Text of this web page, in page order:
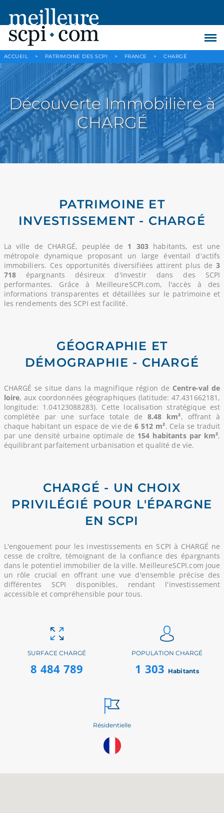
ACCUEIL > PATRIMOINE DES SCPI > FRANCE > CHARGÉ
Découverte Immobilière à
CHARGÉ
PATRIMOINE ET
INVESTISSEMENT - CHARGÉ
La ville de CHARGÉ, peuplée de 1 303 habitants, est une
métropole dynamique proposant un large éventail d'actifs
immobiliers. Ces opportunités diversifiées attirent plus de3
718épargnants désireux d'investir dans des SCPI
performantes. Grâce à MeilleureSCPI.com, l'accès à des
informations transparentes et détaillées sur le patrimoine et
les rendements des SCPI est facilité.
GÉOGRAPHIE ET
DÉMOGRAPHIE - CHARGÉ
CHARGÉ se situe dans la magnifique région de Centre-val de
loire, aux coordonnées géographiques (latitude: 47.431662181,
longitude: 1.04123088283). Cette localisation stratégique est
complétée par une surface totale de 8.48 km², offrant à
chaque habitant un espace de vie de6 512 m². Cela se traduit
par une densité urbaine optimale de 154 habitants par km²,
équilibrant parfaitement urbanisation et qualité de vie.
CHARGÉ - UN CHOIX
PRIVILÉGIÉ POUR L'ÉPARGNE
EN SCPI
L'engouement pour les investissements en SCPI à CHARGÉ ne
cesse de croître, témoignant de la confiance des épargnants
dans le potentiel immobilier de la ville. MeilleureSCPI.com joue
un rôle crucial en offrant une vue d'ensemble précise des
différentes SCPI disponibles, rendant l'investissement
accessible et compréhensible pour tous.
SURFACE CHARGÉ
8 484 789
POPULATION CHARGÉ
1 303 Habitants
Résidentielle